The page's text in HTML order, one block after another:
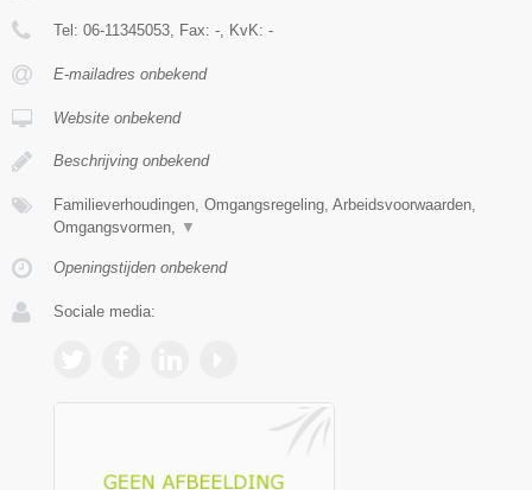
Tel: 06-11345053 , Fax: - , KvK: -
E-mailadres onbekend
Website onbekend
Beschrijving onbekend
Familieverhoudingen, Omgangsregeling, Arbeidsvoorwaarden,
Omgangsvormen,
▼
Openingstijden onbekend
Sociale media: